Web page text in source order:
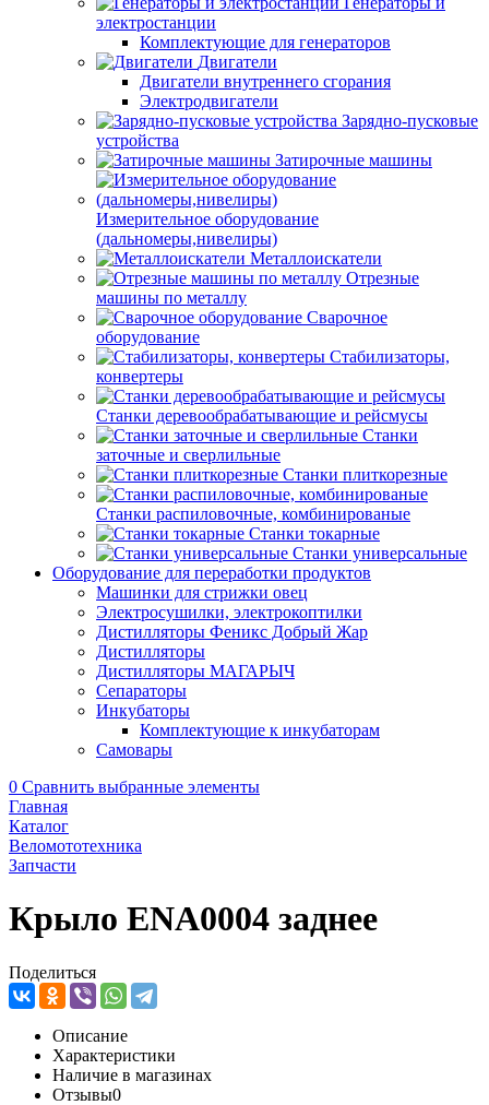
электростанции
Комплектующие для генераторов
Двигатели
Двигатели внутреннего сгорания
Электродвигатели
Зарядно-пусковые
устройства
Затирочные машины
Измерительное оборудование
(дальномеры,нивелиры)
Металлоискатели
Отрезные
машины по металлу
Сварочное
оборудование
Стабилизаторы,
конвертеры
Станки деревообрабатывающие и рейсмусы
Станки
заточные и сверлильные
Станки плиткорезные
Станки распиловочные, комбинированые
Станки токарные
Станки универсальные
Оборудование для переработки продуктов
Машинки для стрижки овец
Электросушилки, электрокоптилки
Дистилляторы Феникс Добрый Жар
Дистилляторы
Дистилляторы МАГАРЫЧ
Сепараторы
Инкубаторы
Комплектующие к инкубаторам
Самовары
0 Сравнить выбранные элементы
Главная
Каталог
Веломототехника
Запчасти
Крыло ENA0004 заднее
Поделиться
Описание
Характеристики
Наличие в магазинах
Отзывы0